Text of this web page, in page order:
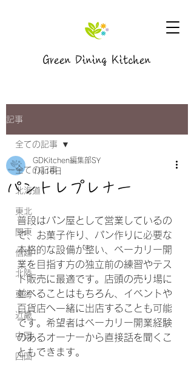
Green Dining Kitchen
記事
全ての記事
北海道
東北
関東
信越
北陸
東海
近畿
中国
四国
全ての記事
パントレプレナー
GDKitchen編集部SY
1月16日
普段はパン屋として営業しているの
で、お菓子作り、パン作りに必要な
本格的な設備が整い、ベーカリー開
業を目指す方の独立前の練習やテス
ト販売に最適です。店頭の売り場に
並べることはもちろん、イベントや
百貨店へ一緒に出店することも可能
です。希望者はベーカリー開業経験
のあるオーナーから直接話を聞くこ
ともできます。